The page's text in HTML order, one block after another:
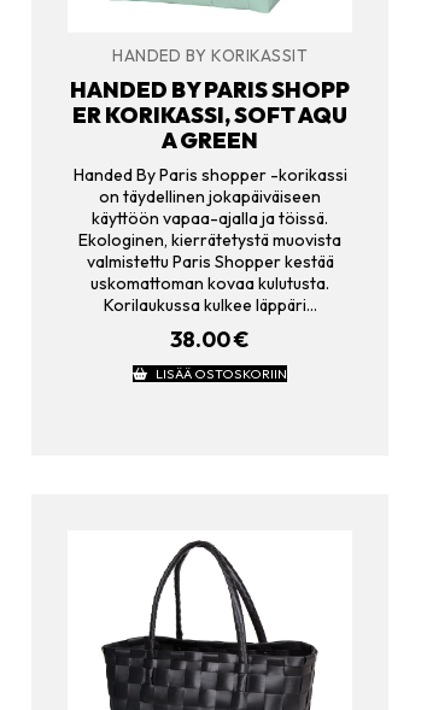
HANDED BY KORIKASSIT
HANDED BY PARIS SHOPP
ER KORIKASSI, SOFT AQU
A GREEN
Handed By Paris shopper -korikassi
on täydellinen jokapäiväiseen
käyttöön vapaa-ajalla ja töissä.
Ekologinen, kierrätetystä muovista
valmistettu Paris Shopper kestää
uskomattoman kovaa kulutusta.
Korilaukussa kulkee läppäri…
38.00€
LISÄÄ OSTOSKORIIN